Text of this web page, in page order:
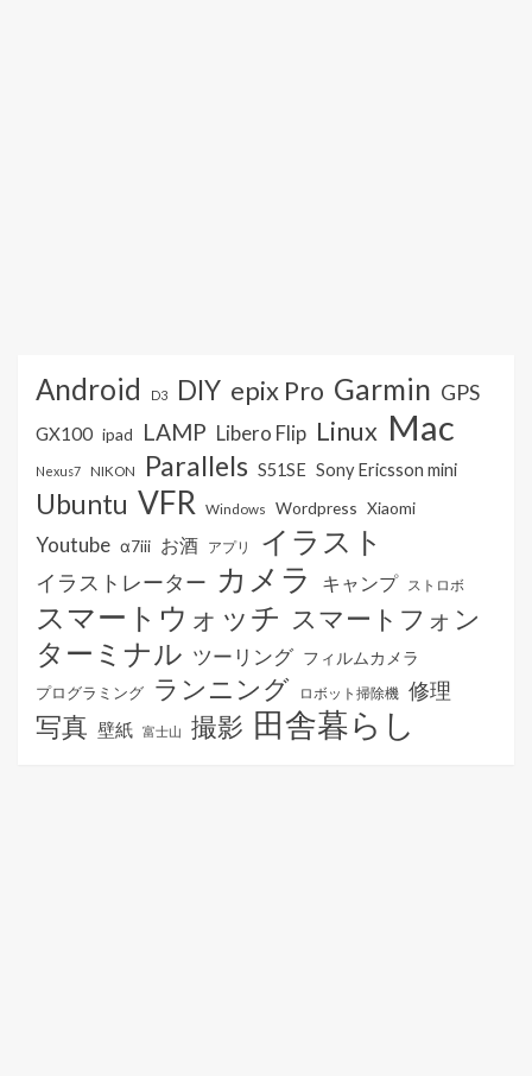
Android D3 DIY epix Pro Garmin GPS
GX100 ipad LAMP Libero Flip Linux Mac
Nexus7 NIKON Parallels S51SE Sony Ericsson mini
Ubuntu VFR Windows Wordpress Xiaomi
Youtube α7iii お酒 アプリ イラスト
イラストレーター カメラ キャンプ ストロボ
スマートウォッチ スマートフォン
ターミナル ツーリング フィルムカメラ
プログラミング ランニング ロボット掃除機 修理
写真 壁紙 富士山 撮影 田舎暮らし